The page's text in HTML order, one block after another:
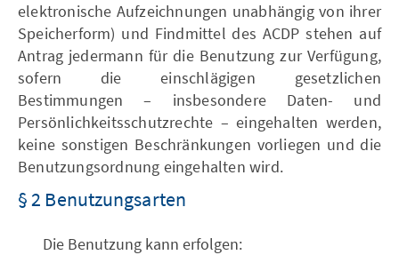
elektronische Aufzeichnungen unabhängig von ihrer
Speicherform) und Findmittel des ACDP stehen auf
Antrag jedermann für die Benutzung zur Verfügung,
sofern die einschlägigen gesetzlichen
Bestimmungen – insbesondere Daten- und
Persönlichkeitsschutzrechte – eingehalten werden,
keine sonstigen Beschränkungen vorliegen und die
Benutzungsordnung eingehalten wird.
§ 2 Benutzungsarten
Die Benutzung kann erfolgen: